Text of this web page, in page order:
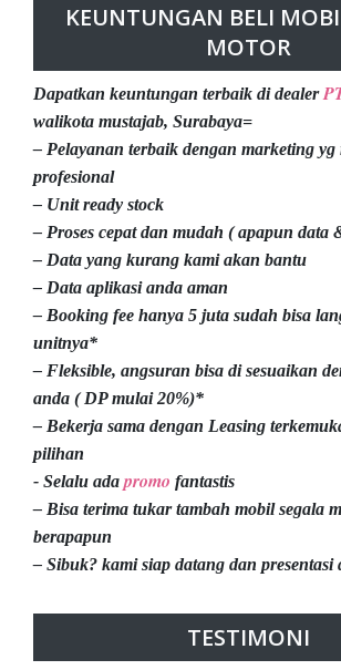
KEUNTUNGAN BELI
MOTOR
Dapatkan keuntungan terbaik di dealer
walikota mustajab, Surabaya=
– Pelayanan terbaik dengan marketing yg
profesional
– Unit ready stock
– Proses cepat dan mudah ( apapun data
– Data yang kurang kami akan bantu
– Data aplikasi anda aman
– Booking fee hanya 5 juta sudah bisa
unitnya*
– Fleksible, angsuran bisa di sesuaikan
anda ( DP mulai 20%)*
– Bekerja sama dengan Leasing
pilihan
- Selalu ada promo fantastis
– Bisa terima tukar tambah mobil segala
berapapun
– Sibuk? kami siap datang dan presentasi
TESTIMONI